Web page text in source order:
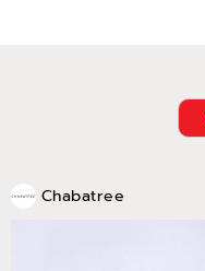
Chabatree